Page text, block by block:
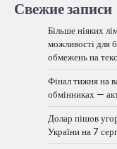
Свежие записи
Більше ніяких
можливості для
обмежень на
Фінал тижня на
обмінниках —
Долар пішов
України на 7